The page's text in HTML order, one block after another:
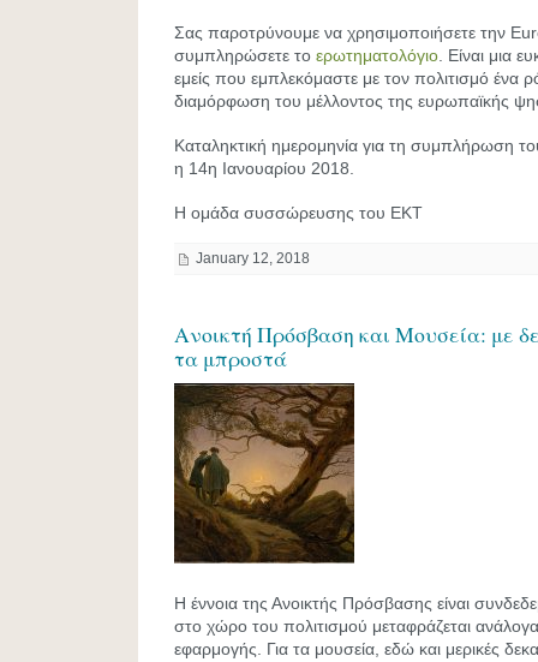
Σας παροτρύνουμε να χρησιμοποιήσετε την
συμπληρώσετε το ερωτηματολόγιο. Είναι μια
εμείς που εμπλεκόμαστε με τον πολιτισμό ένα
διαμόρφωση του μέλλοντος της ευρωπαϊκής
Καταληκτική ημερομηνία για τη συμπλήρωση
η 14η Ιανουαρίου 2018.
Η ομάδα συσσώρευσης του ΕΚΤ
January 12, 2018
Ανοικτή Πρόσβαση και Μουσεία: με
τα μπροστά
Η έννοια της Ανοικτής Πρόσβασης είναι
στο χώρο του πολιτισμού μεταφράζεται
εφαρμογής. Για τα μουσεία, εδώ και μερικές